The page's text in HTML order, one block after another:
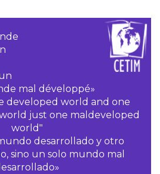
mal développé»
developed world and one
just one maldeveloped
world"
desarrollado y otro
sino un solo mundo mal